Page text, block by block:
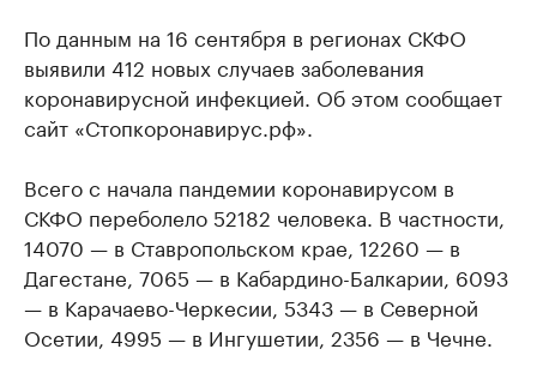
По данным на 16 сентября в регионах СКФО
выявили 412 новых случаев заболевания
коронавирусной инфекцией. Об этом сообщает
сайт «Стопкоронавирус.рф».
Всего с начала пандемии коронавирусом в
СКФО переболело 52182 человека. В частности,
14070 — в Ставропольском крае, 12260 — в
Дагестане, 7065 — в Кабардино-Балкарии, 6093
— в Карачаево-Черкесии, 5343 — в Северной
Осетии, 4995 — в Ингушетии, 2356 — в Чечне.